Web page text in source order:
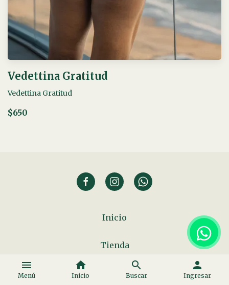
menu
Menú
home
Inicio
search
Buscar
person
Ingresar
Vedettina Gratitud
Vedettina Gratitud
$650
Inicio
Tienda
Sobre Nosotras